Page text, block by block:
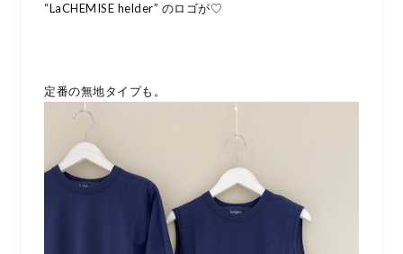
“LaCHEMISE helder” のロゴが♡
定番の無地タイプも。